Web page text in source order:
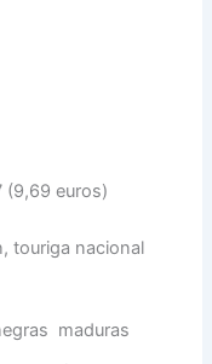
(9,69 euros)
touriga nacional​
maduras​